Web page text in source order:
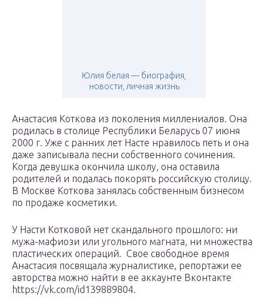
Юлия белая — биография,
новости, личная жизнь
Анастасия Коткова из поколения миллениалов. Она
родилась в столице Республики Беларусь 07 июня
2000 г. Уже с ранних лет Насте нравилось петь и она
даже записывала песни собственного сочинения.
Когда девушка окончила школу, она оставила
родителей и подалась покорять российскую столицу.
В Москве Коткова занялась собственным бизнесом
по продаже косметики.
У Насти Котковой нет скандального прошлого: ни
мужа-мафиози или угольного магната, ни множества
пластических операций. Свое свободное время
Анастасия посвящала журналистике, репортажи ее
авторства можно найти в ее аккаунте Вконтакте
https://vk.com/id139889804.